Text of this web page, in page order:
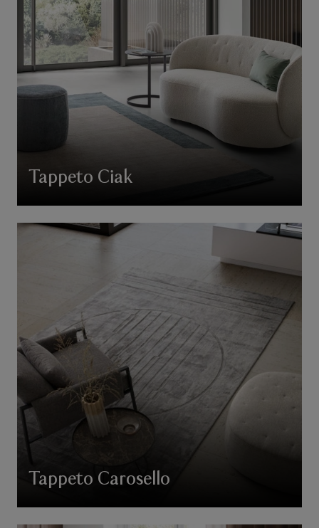
Tappeto Ciak
Tappeto Carosello